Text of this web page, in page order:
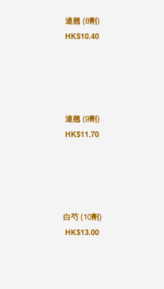
連翹 (8劑)
HK$10.40
連翹 (9劑)
HK$11.70
白芍 (10劑)
HK$13.00